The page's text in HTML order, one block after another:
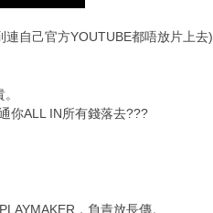
自己官方YOUTUBE都唔放片上去)
你ALL IN所有錢落去???
，負責放長傳。